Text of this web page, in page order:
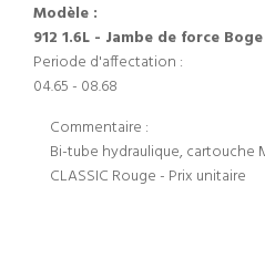
Modèle :
912 1.6L - Jambe de force Boge
Periode d'affectation :
04.65 - 08.68
Commentaire :
Bi-tube hydraulique, cartouche
CLASSIC Rouge - Prix unitaire